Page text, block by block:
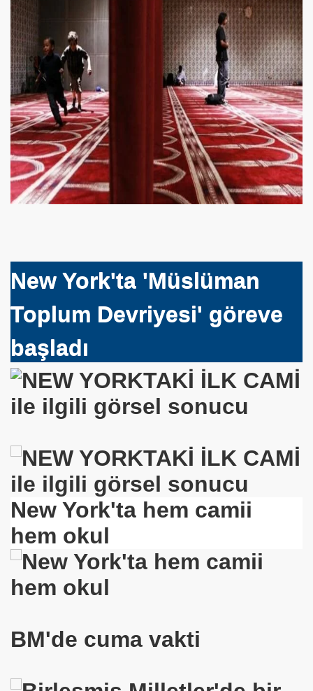
New York'ta 'Müslüman
Toplum Devriyesi' göreve
başladı
New York'ta hem camii
hem okul
BM'de cuma vakti
Rahip-Video
Bin Wahad
Düşüyor
?